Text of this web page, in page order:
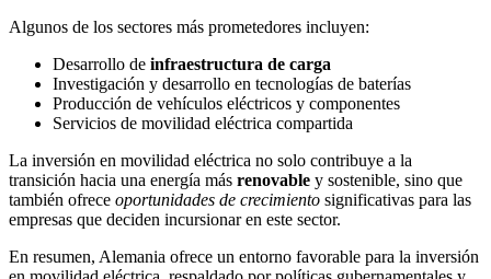
Algunos de los sectores más prometedores incluyen:
Desarrollo de infraestructura de carga
Investigación y desarrollo en tecnologías de baterías
Producción de vehículos eléctricos y componentes
Servicios de movilidad eléctrica compartida
La inversión en movilidad eléctrica no solo contribuye a la
transición hacia una energía más renovable y sostenible, sino que
también ofrece oportunidades de crecimiento significativas para las
empresas que deciden incursionar en este sector.
En resumen, Alemania ofrece un entorno favorable para la inversión